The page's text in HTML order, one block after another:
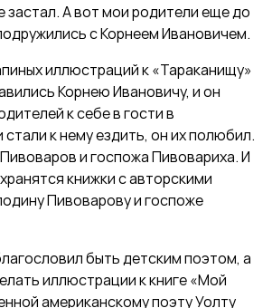
застал. А вот мои родители еще до
с Корнеем Ивановичем.
иллюстраций к «Тараканищу»
Корнею Ивановичу, и он
к себе в гости в
к нему ездить, он их полюбил.
и госпожа Пивовариха. И
книжки с авторскими
Пивоварову и госпоже
быть детским поэтом, а
иллюстрации к книге «Мой
американскому поэту Уолту